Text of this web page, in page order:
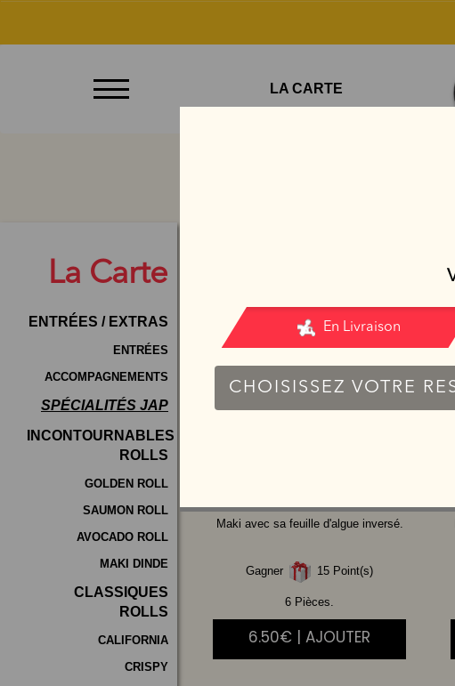
Emporter
Contact
Mentions
Légales
Programme
De
Fidélité
Vos
Avis
de
LA CARTE
La Carte
ENTRÉES / EXTRAS
ENTRÉES
ACCOMPAGNEMENTS
SPÉCIALITÉS JAP
INCONTOURNABLES
ROLLS
GOLDEN ROLL
SAUMON ROLL
AVOCADO ROLL
MAKI DINDE
CLASSIQUES
ROLLS
CALIFORNIA
CRISPY
Maki avec sa feuille d'algue inversé.
Gagner 15 Point(s)
6 Pièces.
6.50€ | AJOUTER